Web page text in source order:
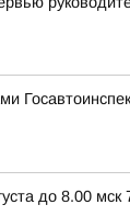
до 8.00